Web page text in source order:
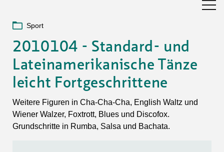
Sport
2010104 - Standard- und
Lateinamerikanische Tänze
leicht Fortgeschrittene
Weitere Figuren in Cha-Cha-Cha, English Waltz und
Wiener Walzer, Foxtrott, Blues und Discofox.
Grundschritte in Rumba, Salsa und Bachata.